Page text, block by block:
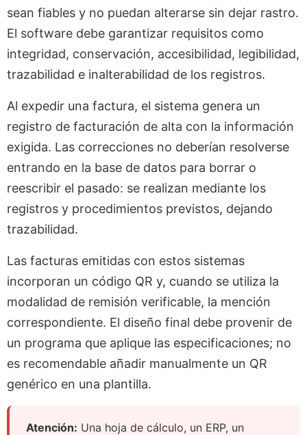
sean fiables y no puedan alterarse sin dejar rastro.
El software debe garantizar requisitos como
integridad, conservación, accesibilidad, legibilidad,
trazabilidad e inalterabilidad de los registros.
Al expedir una factura, el sistema genera un
registro de facturación de alta con la información
exigida. Las correcciones no deberían resolverse
entrando en la base de datos para borrar o
reescribir el pasado: se realizan mediante los
registros y procedimientos previstos, dejando
trazabilidad.
Las facturas emitidas con estos sistemas
incorporan un código QR y, cuando se utiliza la
modalidad de remisión verificable, la mención
correspondiente. El diseño final debe provenir de
un programa que aplique las especificaciones; no
es recomendable añadir manualmente un QR
genérico en una plantilla.
Atención: Una hoja de cálculo, un ERP, un